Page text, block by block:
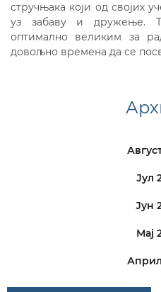
стручњака који од својих
уз забаву и дружење.
оптимално великим за
довољно времена да се
Јул
Јун
Мај